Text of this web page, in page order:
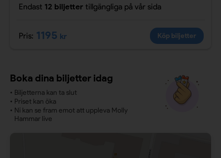
Endast 12 biljetter tillgängliga på vår sida
Pris: 1195 kr Köp biljetter
Boka dina biljetter idag
• Biljetterna kan ta slut
• Priset kan öka
• Ni kan se fram emot att uppleva Molly
Hammar live